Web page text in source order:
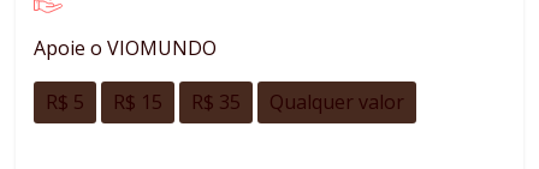
Apoie o VIOMUNDO
R$ 5 R$ 15 R$ 35 Qualquer valor